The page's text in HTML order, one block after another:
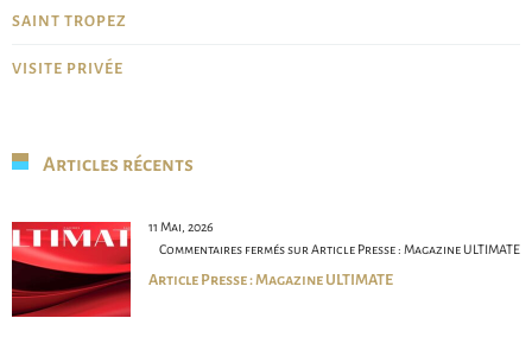
SAINT TROPEZ
VISITE PRIVÉE
Articles récents
11 Mai, 2026
Commentaires ferméssur Article Presse : Magazine ULTIMATE
Article Presse : Magazine ULTIMATE